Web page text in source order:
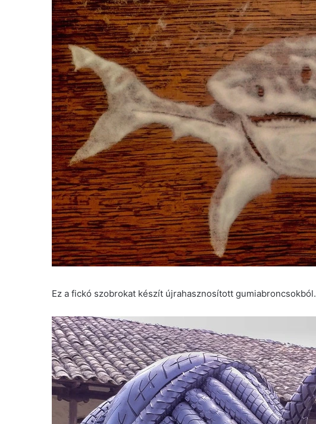
Ez a fickó szobrokat készít újrahasznosított gumiabroncsokból.